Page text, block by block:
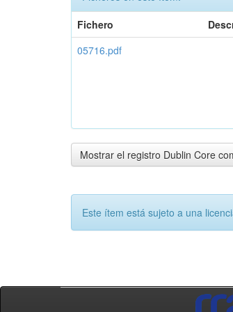
Fichero
05716.pdf
Mostrar el registro Dublin Core
Este ítem está sujeto a una